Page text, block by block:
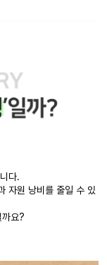
다.
자원 낭비를 줄일 수 있
까요?